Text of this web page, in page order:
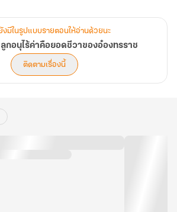
น้านางเพียงผู้เดียว
ปล่อยเจ้าหรือ"
สายตาแข็งกร้าว
ถ้าอยากหนีไปก็ต้องข้ามศพข้าไปก่อน"
งมีในรูปแบบรายตอนให้อ่านด้วยนะ
กอนุไร้ค่าคือยอดชีวาของอ๋องทรราช
ติดตามเรื่องนี้